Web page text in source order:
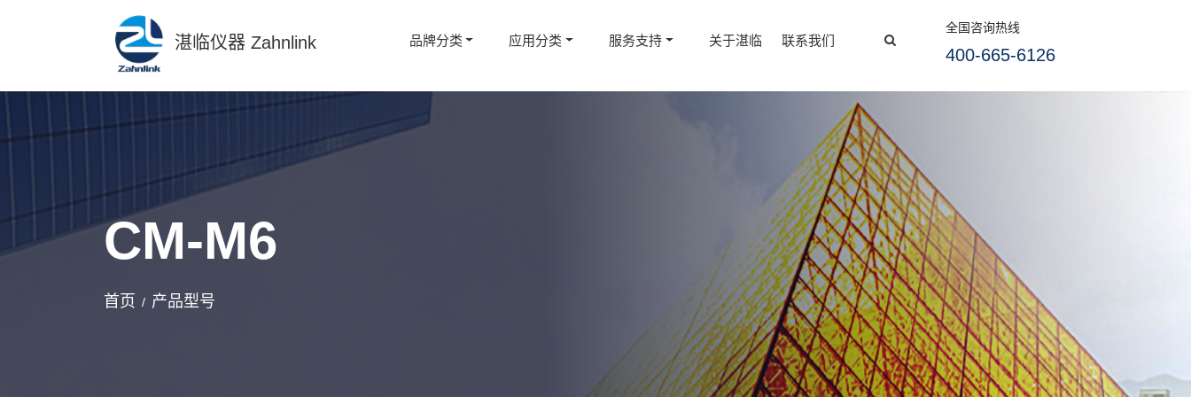
湛临仪器 Zahnlink 品牌分类 应用分类 服务支持 关于湛临 联系我们
全国咨询热线
400-665-6126
CM-M6
首页 产品型号